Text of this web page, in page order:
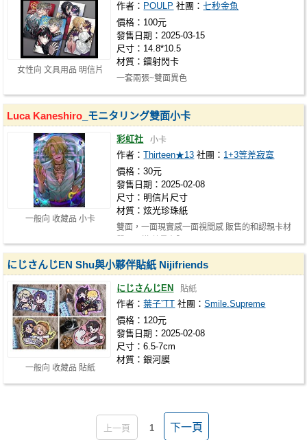
女性向 文具用品 明信片
作者： POULP 社團：七秒金魚
價格：100元
發售日期：2025-03-15
尺寸：14.8*10.5
材質：鐳射閃卡
一套兩張~雙面異色
一般向 收藏品 小卡
Luca Kaneshiro _モニタリング雙面小卡
彩虹社 小卡
作者：Thirteen★13 社團： 1+3等差寂寞
價格：30元
發售日期：2025-02-08
尺寸：明信片尺寸
材質：炫光珍珠紙
雙面，一面現實感一面視間感 販售的和認親卡材
一般向 收藏品 貼紙
にじさんじEN Shu與小夥伴貼紙 Nijifriends
にじさんじEN 貼紙
作者：葉子ˇTT 社團：Smile.Supreme
價格：120元
發售日期：2025-02-08
尺寸：6.5-7cm
材質：銀河膜
上一頁 1 下一頁